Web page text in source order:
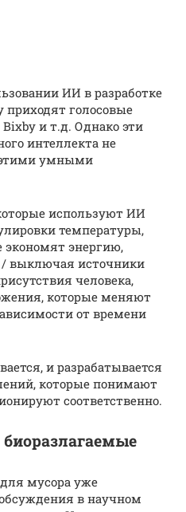
ИИ в разработке
приходят голосовые
и т.д. Однако эти
интеллекта не
этими умными
используют ИИ
температуры,
энергию,
выключая источники
человека,
которые меняют
от времени
и разрабатывается
которые понимают
соответственно.
мусора уже
в научном